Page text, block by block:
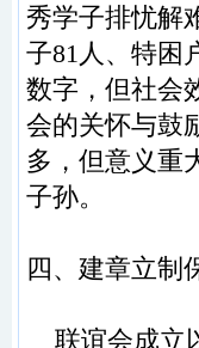
秀学子排忧解
子81人、 特困
数字， 但社会
会的关怀与鼓
多， 但意义重
子孙。
四、 建章立制
联谊会成立